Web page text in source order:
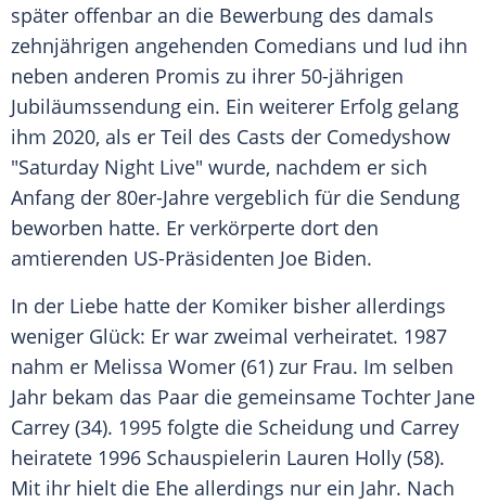
später offenbar an die Bewerbung des damals
zehnjährigen angehenden Comedians und lud ihn
neben anderen Promis zu ihrer 50-jährigen
Jubiläumssendung ein. Ein weiterer Erfolg gelang
ihm 2020, als er Teil des Casts der Comedyshow
"Saturday Night Live" wurde, nachdem er sich
Anfang der 80er-Jahre vergeblich für die Sendung
beworben hatte. Er verkörperte dort den
amtierenden US-Präsidenten Joe Biden.
In der Liebe hatte der Komiker bisher allerdings
weniger Glück: Er war zweimal verheiratet. 1987
nahm er Melissa Womer (61) zur Frau. Im selben
Jahr bekam das Paar die gemeinsame Tochter Jane
Carrey (34). 1995 folgte die Scheidung und Carrey
heiratete 1996 Schauspielerin Lauren Holly (58).
Mit ihr hielt die Ehe allerdings nur ein Jahr. Nach